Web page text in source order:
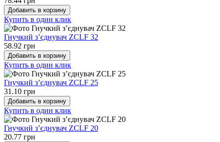
Добавить в корзину
Купить в один клик
Гнучкий з’єднувач ZCLF 32
58.92 грн
Добавить в корзину
Купить в один клик
Гнучкий з’єднувач ZCLF 25
31.10 грн
Добавить в корзину
Купить в один клик
Гнучкий з’єднувач ZCLF 20
20.77 грн